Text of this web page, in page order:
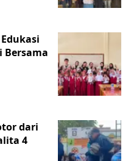
Bersama
dari
4